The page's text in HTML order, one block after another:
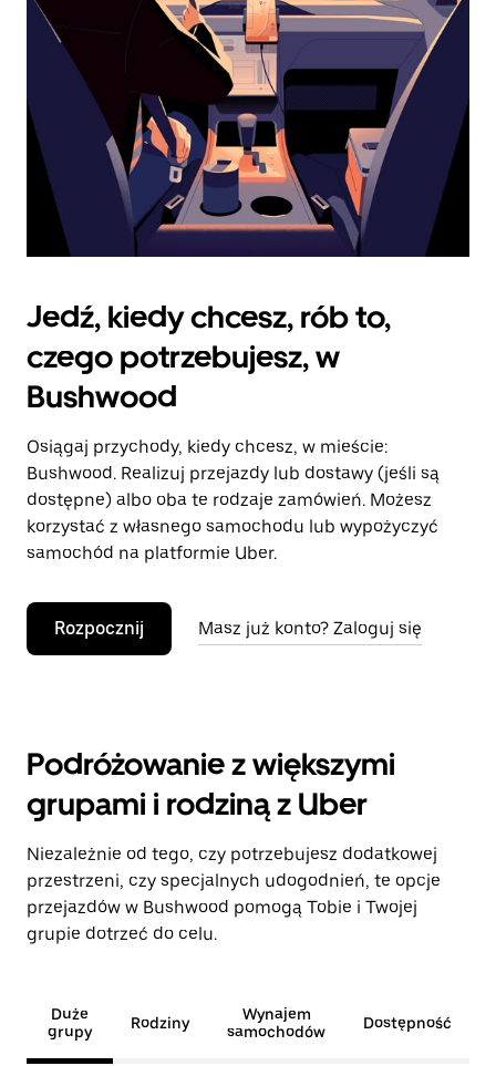
kalendarz.
Jedź, kiedy chcesz, rób to,
czego potrzebujesz, w
Bushwood
Osiągaj przychody, kiedy chcesz, w mieście:
Bushwood. Realizuj przejazdy lub dostawy (jeśli są
dostępne) albo oba te rodzaje zamówień. Możesz
korzystać z własnego samochodu lub wypożyczyć
samochód na platformie Uber.
Rozpocznij Masz już konto? Zaloguj się
Podróżowanie z większymi
grupami i rodziną z Uber
Niezależnie od tego, czy potrzebujesz dodatkowej
przestrzeni, czy specjalnych udogodnień, te opcje
przejazdów w Bushwood pomogą Tobie i Twojej
grupie dotrzeć do celu.
Duże
grupy
Rodziny
Wynajem
samochodów
Dostępność